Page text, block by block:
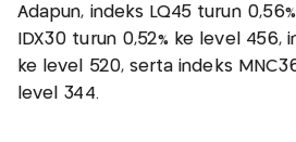
Adapun, indeks LQ45 turun
IDX30 turun 0,52% ke level 456,
ke level 520, serta indeks
level 344.